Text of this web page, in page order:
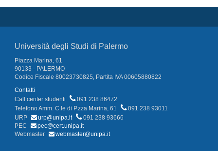
Università degli Studi di Palermo
Piazza Marina, 61
90133 - PALERMO
Codice Fiscale 80023730825, Partita IVA 00605880822
Contatti
Call center studenti
091 238 86472
Telefono Amm. C.le di P.zza Marina, 61
091 238 93011
URP
urp@unipa.it
091 238 93666
PEC
pec@cert.unipa.it
Webmaster
webmaster@unipa.it